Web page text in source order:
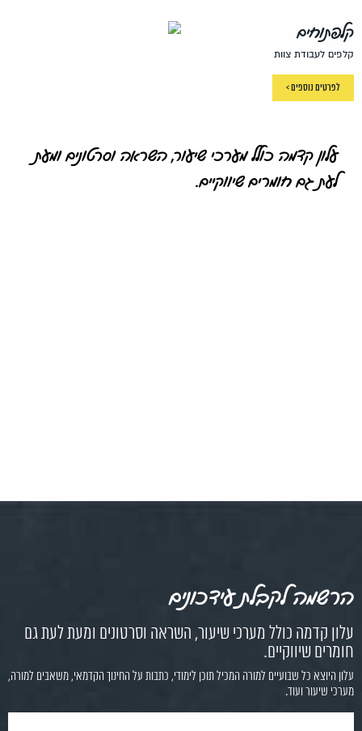
קלפתוחים
קלפים לעבודת צוות
לפרטים נוספים >
עלון קדמה כולל מערכי שיעור, השראה וסרטונים ומעת
לעת גם חומרים שיווקיים.
הרשמה לקבלת עידכונים
עלון קדמה כולל מערכי שיעור, השראה וסרטונים ומעת לעת גם
חומרים שיווקיים.
עלון היוצא כל שבועיים למורה המכיל תוכן לימודי, כתבות על החינוך הקדמאי, משאבים למורה,
מערכי שיעור ועוד.